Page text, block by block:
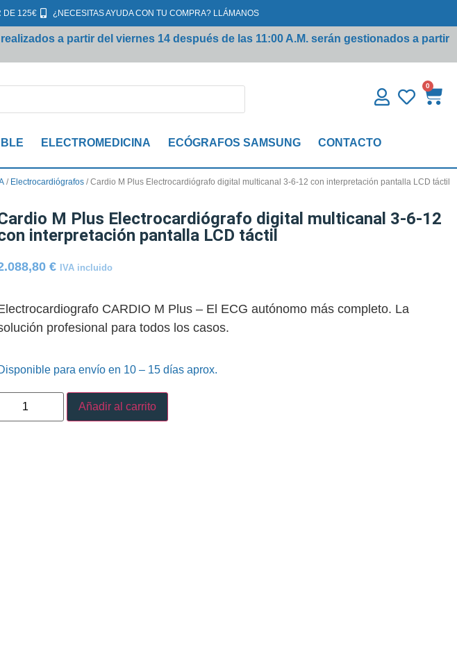
DE 125€ ¿NECESITAS AYUDA CON TU COMPRA? LLÁMANOS
a partir del viernes 14 después de las 11:00 A.M. serán gestionados a partir
0
ELECTROMEDICINA ECÓGRAFOS SAMSUNG CONTACTO
/ Electrocardiógrafos / Cardio M Plus Electrocardiógrafo digital multicanal 3-6-12 con interpretación pantalla LCD táctil
M Plus Electrocardiógrafo digital multicanal 3-6-12
interpretación pantalla LCD táctil
€ IVA incluido
CARDIO M Plus – El ECG autónomo más completo. La
profesional para todos los casos.
para envío en 10 – 15 días aprox.
Añadir al carrito